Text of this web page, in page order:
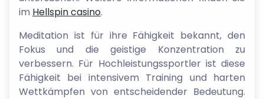
im Hellspin casino.
Meditation ist für ihre Fähigkeit bekannt, den
Fokus und die geistige Konzentration zu
verbessern. Für Hochleistungssportler ist diese
Fähigkeit bei intensivem Training und harten
Wettkämpfen von entscheidender Bedeutung.